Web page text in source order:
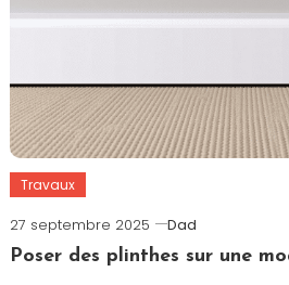
Travaux
27 septembre 2025
Dad
Poser des plinthes sur une